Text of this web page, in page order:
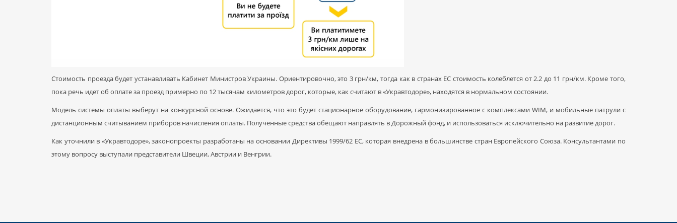
Стоимость проезда будет устанавливать Кабинет Министров Украины. Ориентировочно, это 3 грн/км, тогда как в странах ЕС стоимость колеблется от 2.2 до 11 грн/км. Кроме того,
пока речь идет об оплате за проезд примерно по 12 тысячам километров дорог, которые, как считают в «Укравтодоре», находятся в нормальном состоянии.
Модель системы оплаты выберут на конкурсной основе. Ожидается, что это будет стационарное оборудование, гармонизированное с комплексами WIM, и мобильные патрули с
дистанционным считыванием приборов начисления оплаты. Полученные средства обещают направлять в Дорожный фонд, и использоваться исключительно на развитие дорог.
Как уточнили в «Укравтодоре», законопроекты разработаны на основании Директивы 1999/62 ЕС, которая внедрена в большинстве стран Европейского Союза. Консультантами по
этому вопросу выступали представители Швеции, Австрии и Венгрии.